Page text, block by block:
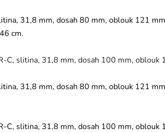
31,8 mm, dosah 80 mm, oblouk 121
cm.
C, slitina, 31,8 mm, dosah 100 mm, oblouk
31,8 mm, dosah 80 mm, oblouk 121
C, slitina, 31,8 mm, dosah 100 mm, oblouk